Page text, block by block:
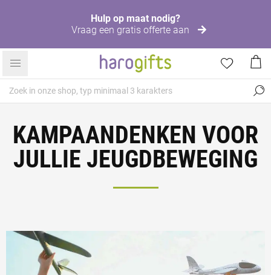
Hulp op maat nodig?
Vraag een gratis offerte aan
KAMPAANDENKEN VOOR
JULLIE JEUGDBEWEGING